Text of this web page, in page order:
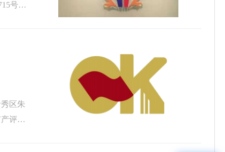
号。
区朱
评估